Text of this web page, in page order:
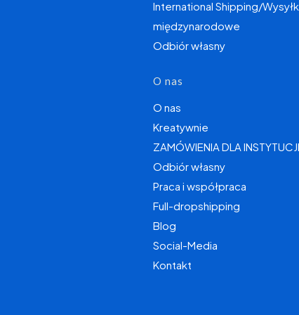
International Shipping/
międzynarodowe
Odbiór własny
O nas
O nas
Kreatywnie
ZAMÓWIENIA DLA INSTYTUCJI
Odbiór własny
Praca i współpraca
Full-dropshipping
Blog
Social-Media
Kontakt